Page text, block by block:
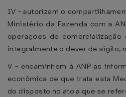
IV - autorizem o
Ministério da Fazenda com a
operações de
integralmente o dever de sigilo,
V - encaminhem à ANP as
econômica de que trata esta
do disposto no ato a que se